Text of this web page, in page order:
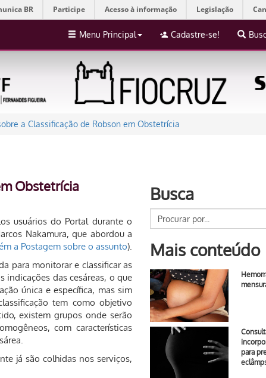
BR Participe Acesso à informação Legislação
Menu Principal Cadastre-se!
a Classificação de Robson em Obstetrícia
Obstetrícia
usuários do Portal durante o
Nakamura, que abordou a
a Postagem sobre o assunto).
para monitorar e classificar as
indicações das cesáreas, o que
única e específica, mas sim
tem como objetivo
existem grupos onde serão
com características
já são colhidas nos serviços,
Busca
Mais conteúdo
para